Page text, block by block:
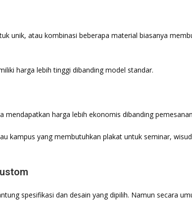
unik, atau kombinasi beberapa material biasanya
harga lebih tinggi dibanding model standar.
mendapatkan harga lebih ekonomis dibanding
kampus yang membutuhkan plakat untuk seminar,
spesifikasi dan desain yang dipilih. Namun secara